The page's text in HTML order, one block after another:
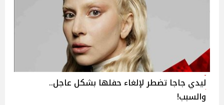
ليدي جاجا تضطر لإلغاء حفلها بشكل عاجل..
والسبب!